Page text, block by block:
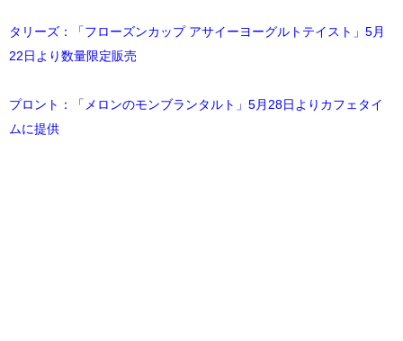
タリーズ：「フローズンカップ アサイーヨーグルトテイスト」5月
22日より数量限定販売
プロント：「メロンのモンブランタルト」5月28日よりカフェタイ
ムに提供